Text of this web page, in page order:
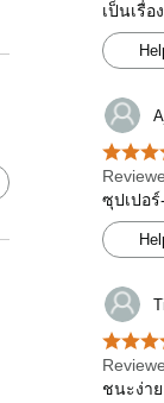
เป็นเรื่
ซุปเปอ
ชนะง่า